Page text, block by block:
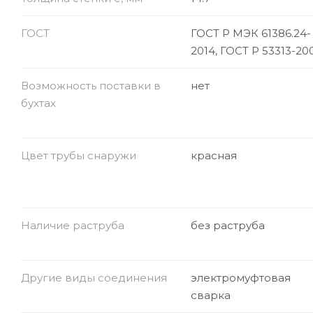
ГОСТ
ГОСТ Р МЭК 61386.24-
2014, ГОСТ Р 53313-
Возможность поставки в
бухтах
нет
Цвет трубы снаружи красная
Наличие раструба без раструба
Другие виды соединения
электромуфтовая
сварка